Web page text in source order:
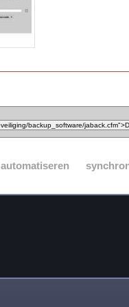
automatiseren